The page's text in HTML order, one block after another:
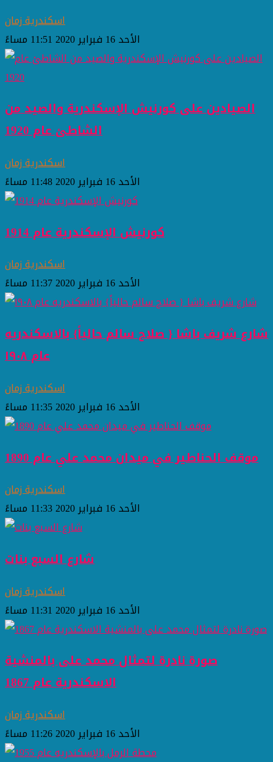
اسكندرية زمان
الأحد 16 فبراير 2020 11:51 مساءً
الصيادين على كورنيش الإسكندرية والصيد من
الشاطئ عام 1920
اسكندرية زمان
الأحد 16 فبراير 2020 11:48 مساءً
كورنيش الإسكندرية عام 1914
اسكندرية زمان
الأحد 16 فبراير 2020 11:37 مساءً
شارع شريف باشا { صلاح سالم حالياً} بالاسكندريه
عام ١٩٠٨
اسكندرية زمان
الأحد 16 فبراير 2020 11:35 مساءً
موقف الحناطير في ميدان محمد علي عام 1890
اسكندرية زمان
الأحد 16 فبراير 2020 11:33 مساءً
شارع السبع بنات
اسكندرية زمان
الأحد 16 فبراير 2020 11:31 مساءً
صورة نادرة لتمثال محمد على بالمنشية
الاسكندرية عام 1867
اسكندرية زمان
الأحد 16 فبراير 2020 11:26 مساءً